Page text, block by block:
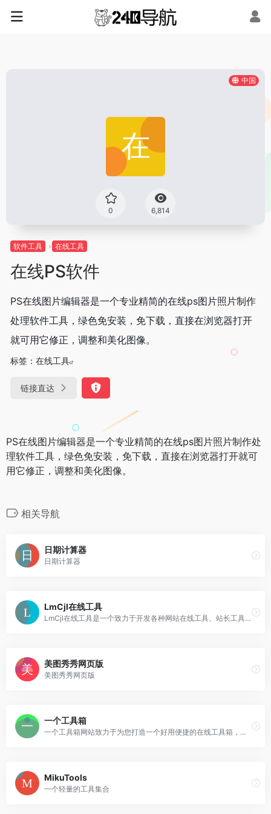
中国
0 6,814
软件工具 在线工具
在线PS软件
PS在线图片编辑器是一个专业精简的在线ps图片照片制作
处理软件工具，绿色免安装，免下载，直接在浏览器打开
就可用它修正，调整和美化图像。
标签： 在线工具
链接直达
PS在线图片编辑器是一个专业精简的在线ps图片照片制作处
理软件工具，绿色免安装，免下载，直接在浏览器打开就可
用它修正，调整和美化图像。
相关导航
日期计算器
日期计算器
LmCjl在线工具
LmCjl在线工具是一个致力于开发各种网站在线工具、站长工具、在线模板预览、API等教程，同时也开放提供各种免费插件和模板的使用与下载的个人博客。
美图秀秀网页版
美图秀秀网页版
一个工具箱
一个工具箱网站致力于为您打造一个好用便捷的在线工具箱，无需注册和下载安装即可免费使用各种在线工具，涉及加密解密、文字编辑、编程开发、单位换算、日期时间、图形图像、金融服务、日常生活、查询服务等诸多种类的在线工具。
MikuTools
一个轻量的工具集合